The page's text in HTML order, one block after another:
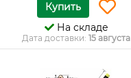
Купить
На складе
Дата доставки: 15 августа